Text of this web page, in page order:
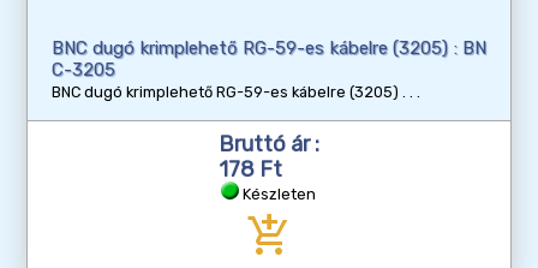
BNC dugó krimplehető RG-59-es kábelre (3205) : BN
C-3205
BNC dugó krimplehető RG-59-es kábelre (3205)
Bruttó ár :
178 Ft
Készleten
add_shopping_cart